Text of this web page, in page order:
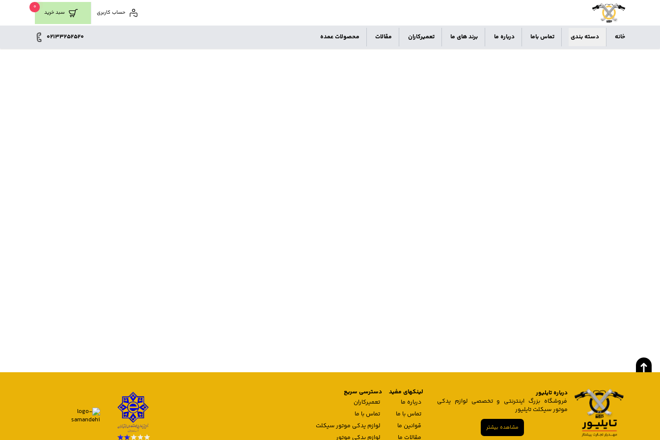
سبد خرید
0
حساب کاربری
خانه دسته بندی تماس باما درباره ما برند های ما تعمیرکاران مقالات محصولات عمده 02133252520
درباره تایلیور
فروشگاه بزرگ اینترنتی و تخصصی لوازم یدکی
موتور سیکلت تایلیور
مشاهده بیشتر
لینکهای مفید
درباره ما
تماس با ما
قوانین ما
مقالات ما
دسترسی سریع
تعمیرکاران
تماس با ما
لوازم یدکی موتور سیکلت
لوازم یدکی موتور